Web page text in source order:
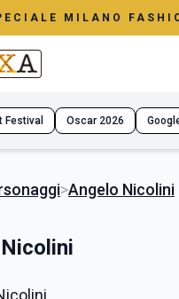
MILANO
Festival Oscar 2026
>Angelo Nicolini